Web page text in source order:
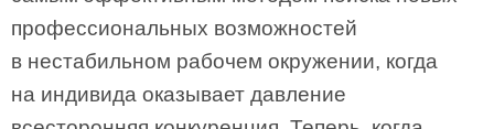
профессиональных возможностей
в нестабильном рабочем окружении, когда
на индивида оказывает давление